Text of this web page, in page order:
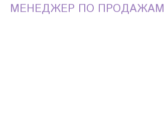
МЕНЕДЖЕР ПО ПРОДАЖАМ